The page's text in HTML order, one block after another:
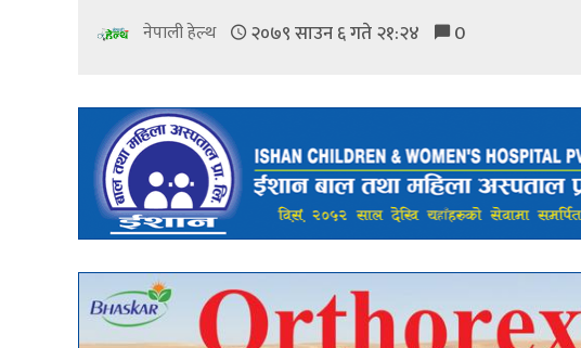
नेपाली हेल्थ २०७९ साउन ६ गते २१:२४ 0